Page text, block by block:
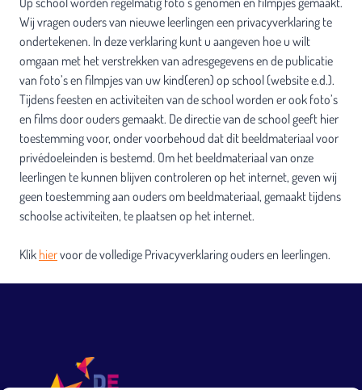
Wij vragen ouders van nieuwe leerlingen een privacyverklaring te
ondertekenen. In deze verklaring kunt u aangeven hoe u wilt
omgaan met het verstrekken van adresgegevens en de publicatie
van foto’s en filmpjes van uw kind(eren) op school (website e.d.).
Tijdens feesten en activiteiten van de school worden er ook foto’s
en films door ouders gemaakt. De directie van de school geeft hier
toestemming voor, onder voorbehoud dat dit beeldmateriaal voor
privédoeleinden is bestemd. Om het beeldmateriaal van onze
leerlingen te kunnen blijven controleren op het internet, geven wij
geen toestemming aan ouders om beeldmateriaal, gemaakt tijdens
schoolse activiteiten, te plaatsen op het internet.
Klik hiervoor de volledige Privacyverklaring ouders en leerlingen.